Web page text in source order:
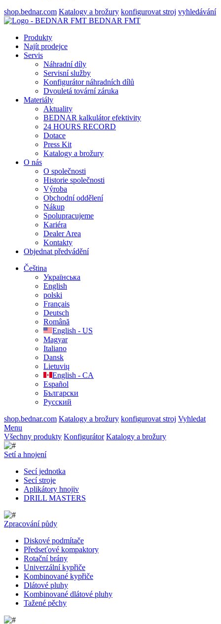
shop.bednar.com Katalogy a brožury konfigurovat stroj vyhledávání
BEDNAR FMT
Produkty
Najít prodejce
Servis
Náhradní díly
Servisní služby
Konfigurátor náhradních dílů
Dvouletá tovární záruka
Materiály
Aktuality
BEDNAR kalkulátor efektivity
24 HOURS RECORD
Dotace
Press Kit
Katalogy a brožury
O nás
O společnosti
Historie společnosti
Výroba
Obchodní oddělení
Nákup
Spolupracujeme
Kariéra
Dealer Area
Kontakty
Objednat předvádění
Čeština
Українська
English
polski
Français
Deutsch
Română
English - US
Magyar
Italiano
Dansk
Lietuvių
English - CA
Español
Български
Русский
shop.bednar.com Katalogy a brožury konfigurovat stroj Vyhledat
Menu
Všechny produkty Konfigurátor Katalogy a brožury
Setí a hnojení
Secí jednotka
Secí stroje
Aplikátory hnojiv
DRILL MASTERS
Zpracování půdy
Diskové podmítače
Předseťové kompaktory
Rotační brány
Univerzální kypřiče
Kombinované kypřiče
Dlátové pluhy
Kombinované dlátové pluhy
Tažené pěchy